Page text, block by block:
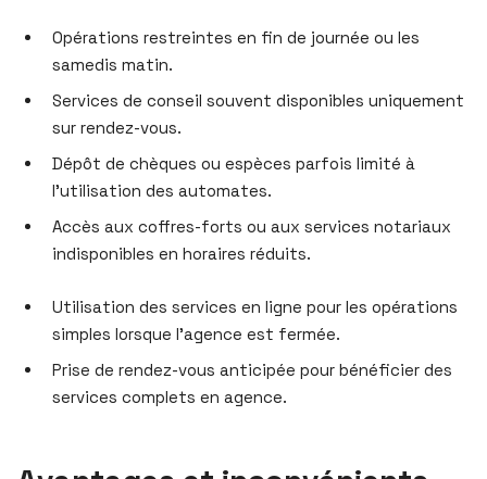
Opérations restreintes en fin de journée ou les
samedis matin.
Services de conseil souvent disponibles uniquement
sur rendez-vous.
Dépôt de chèques ou espèces parfois limité à
l’utilisation des automates.
Accès aux coffres-forts ou aux services notariaux
indisponibles en horaires réduits.
Utilisation des services en ligne pour les opérations
simples lorsque l’agence est fermée.
Prise de rendez-vous anticipée pour bénéficier des
services complets en agence.